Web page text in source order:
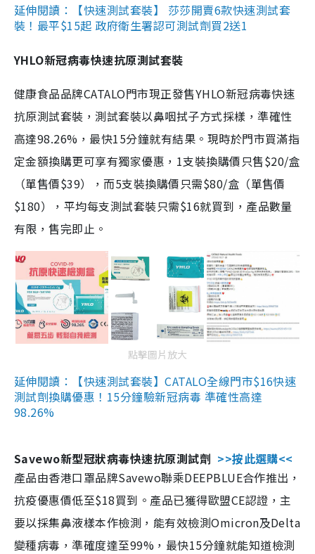
延伸閱讀：【快速測試套裝】 莎莎開賣6款快速測試套
裝！最平$15起 政府衛生署認可測試劑買2送1
YHLO新冠病毒快速抗原測試套裝
健康食品品牌CATALO門市現正發售YHLO新冠病毒快速
抗原測試套裝，測試套裝以鼻咽拭子方式採樣，準確性
高達98.26%，最快15分鐘就有結果。現時於門市買滿指
定金額換購更可享有獨家優惠，1支裝換購價只售$20/盒
（單售價$39），而5支裝換購價只需$80/盒（單售價
$180），平均每支測試套裝只需$16就買到，產品數量
有限，售完即止。
點擊圖片放大
延伸閱讀：【快速測試套裝】CATALO全線門市$16快速
測試劑換購優惠！15分鐘驗新冠病毒 準確性高達
98.26%
Savewo新型冠狀病毒快速抗原測試劑 >>按此選購<<
產品由香港口罩品牌Savewo聯乘DEEPBLUE合作推出，
抗疫優惠價低至$18買到。產品已獲得歐盟CE認證，主
要以採集鼻液樣本作檢測，能有效檢測Omicron及Delta
變種病毒，準確度達至99%，最快15分鐘就能知道檢測